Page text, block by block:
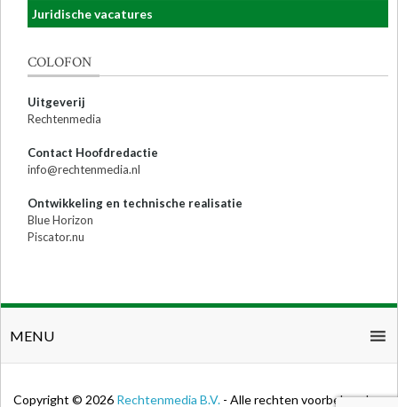
Juridische vacatures
COLOFON
Uitgeverij
Rechtenmedia
Contact Hoofdredactie
info@rechtenmedia.nl
Ontwikkeling en technische realisatie
Blue Horizon
Piscator.nu
MENU
Copyright © 2026 Rechtenmedia B.V. - Alle rechten voorbehouden.